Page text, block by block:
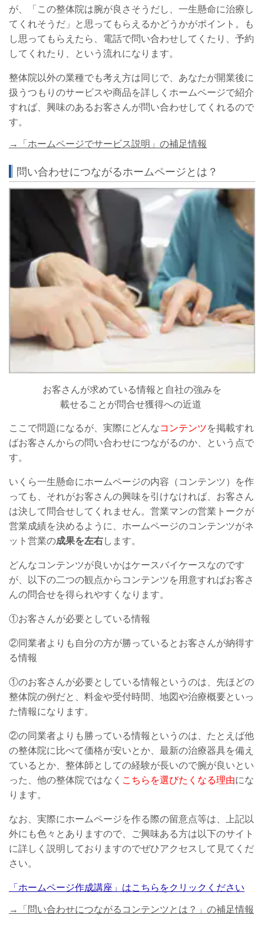
が、「この整体院は腕が良さそうだし、一生懸命に治療し
てくれそうだ」と思ってもらえるかどうかがポイント。も
し思ってもらえたら、電話で問い合わせしてくたり、予約
してくれたり、という流れになります。
整体院以外の業種でも考え方は同じで、あなたが開業後に
扱うつもりのサービスや商品を詳しくホームページで紹介
すれば、興味のあるお客さんが問い合わせしてくれるので
す。
→「ホームページでサービス説明」の補足情報
問い合わせにつながるホームページとは？
お客さんが求めている情報と自社の強みを
載せることが問合せ獲得への近道
ここで問題になるが、実際にどんなコンテンツを掲載すれ
ばお客さんからの問い合わせにつながるのか、という点で
す。
いくら一生懸命にホームページの内容（コンテンツ）を作
っても、それがお客さんの興味を引けなければ、お客さん
は決して問合せしてくれません。営業マンの営業トークが
営業成績を決めるように、ホームページのコンテンツがネ
ット営業の成果を左右します。
どんなコンテンツが良いかはケースバイケースなのです
が、以下の二つの観点からコンテンツを用意すればお客さ
んの問合せを得られやすくなります。
①お客さんが必要としている情報
②同業者よりも自分の方が勝っているとお客さんが納得す
る情報
①のお客さんが必要としている情報というのは、先ほどの
整体院の例だと、料金や受付時間、地図や治療概要といっ
た情報になります。
②の同業者よりも勝っている情報というのは、たとえば他
の整体院に比べて価格が安いとか、最新の治療器具を備え
ているとか、整体師としての経験が長いので腕が良いとい
った、他の整体院ではなく こちらを選びたくなる理由にな
ります。
なお、実際にホームページを作る際の留意点等は、上記以
外にも色々とありますので、ご興味ある方は以下のサイト
に詳しく説明しておりますのでぜひアクセスして見てくだ
さい。
「ホームページ作成講座」はこちらをクリックください
→「問い合わせにつながるコンテンツとは？」の補足情報